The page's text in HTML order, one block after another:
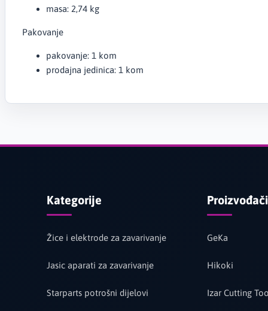
masa: 2,74 kg
Pakovanje
pakovanje: 1 kom
prodajna jedinica: 1 kom
Kategorije
Žice i elektrode za zavarivanje
Jasic aparati za zavarivanje
Starparts potrošni dijelovi
Proizvođači
GeKa
Hikoki
Izar Cutting